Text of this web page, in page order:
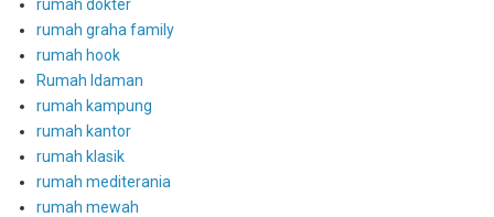
rumah dokter
rumah graha family
rumah hook
Rumah Idaman
rumah kampung
rumah kantor
rumah klasik
rumah mediterania
rumah mewah